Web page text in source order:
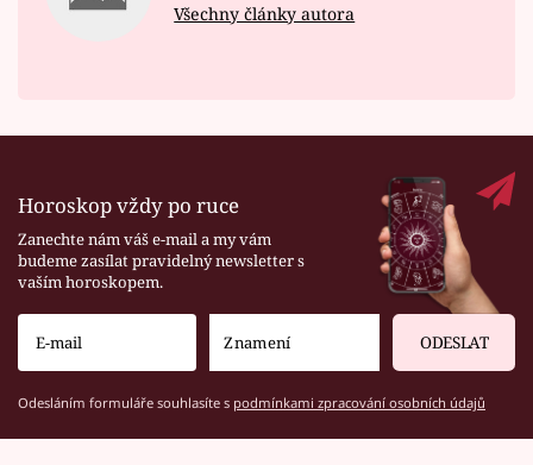
Všechny články autora
Horoskop vždy po ruce
Zanechte nám váš e-mail a my vám
budeme zasílat pravidelný newsletter s
vaším horoskopem.
ODESLAT
Odesláním formuláře souhlasíte s podmínkami zpracování osobních údajů